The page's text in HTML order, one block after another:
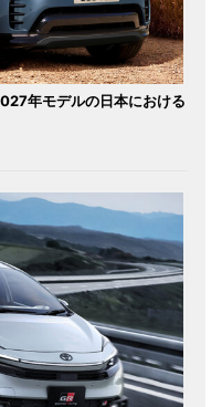
年モデルの日本における